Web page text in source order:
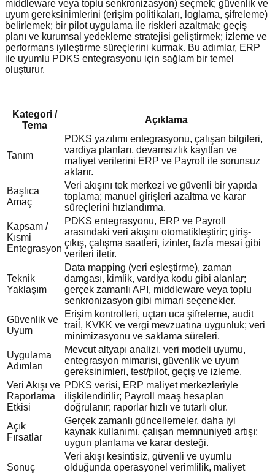
middleware veya toplu senkronizasyon) seçmek; güvenlik ve
uyum gereksinimlerini (erişim politikaları, loglama, şifreleme)
belirlemek; bir pilot uygulama ile riskleri azaltmak; geçiş
planı ve kurumsal yedekleme stratejisi geliştirmek; izleme ve
performans iyileştirme süreçlerini kurmak. Bu adımlar, ERP
ile uyumlu PDKS entegrasyonu için sağlam bir temel
oluşturur.
Kategori /
Tema
Açıklama
Tanım
PDKS yazılımı entegrasyonu, çalışan bilgileri,
vardiya planları, devamsızlık kayıtları ve
maliyet verilerini ERP ve Payroll ile sorunsuz
aktarır.
Başlıca
Amaç
Veri akışını tek merkezi ve güvenli bir yapıda
toplama; manuel girişleri azaltma ve karar
süreçlerini hızlandırma.
Kapsam /
Kısmi
Entegrasyon
PDKS entegrasyonu, ERP ve Payroll
arasındaki veri akışını otomatikleştirir; giriş-
çıkış, çalışma saatleri, izinler, fazla mesai gibi
verileri iletir.
Teknik
Yaklaşım
Data mapping (veri eşleştirme), zaman
damgası, kimlik, vardiya kodu gibi alanlar;
gerçek zamanlı API, middleware veya toplu
senkronizasyon gibi mimari seçenekler.
Güvenlik ve
Uyum
Erişim kontrolleri, uçtan uca şifreleme, audit
trail, KVKK ve vergi mevzuatına uygunluk; veri
minimizasyonu ve saklama süreleri.
Uygulama
Adımları
Mevcut altyapı analizi, veri modeli uyumu,
entegrasyon mimarisi, güvenlik ve uyum
gereksinimleri, test/pilot, geçiş ve izleme.
Veri Akışı ve
Raporlama
Etkisi
PDKS verisi, ERP maliyet merkezleriyle
ilişkilendirilir; Payroll maaş hesapları
doğrulanır; raporlar hızlı ve tutarlı olur.
Açık
Fırsatlar
Gerçek zamanlı güncellemeler, daha iyi
kaynak kullanımı, çalışan memnuniyeti artışı;
uygun planlama ve karar desteği.
Sonuç
Veri akışı kesintisiz, güvenli ve uyumlu
olduğunda operasyonel verimlilik, maliyet